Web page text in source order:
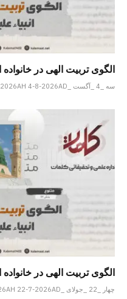
الگوی تربیت الهی در خانواده
سه _4 _آگست _2026AH 4-8-2026AD
الگوی تربیت الهی در خانواده
چهار _22 _جولای _2026AH 22-7-2026AD